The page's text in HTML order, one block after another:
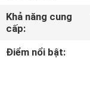
KIỂM
SOÁT
CHẤT
Khả năng cung
cấp:
Điểm nổi bật: